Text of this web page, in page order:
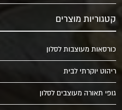
קטגוריות מוצרים
כורסאות מעוצבות לסלון
ריהוט יוקרתי לבית
גופי תאורה מעוצבים לסלון